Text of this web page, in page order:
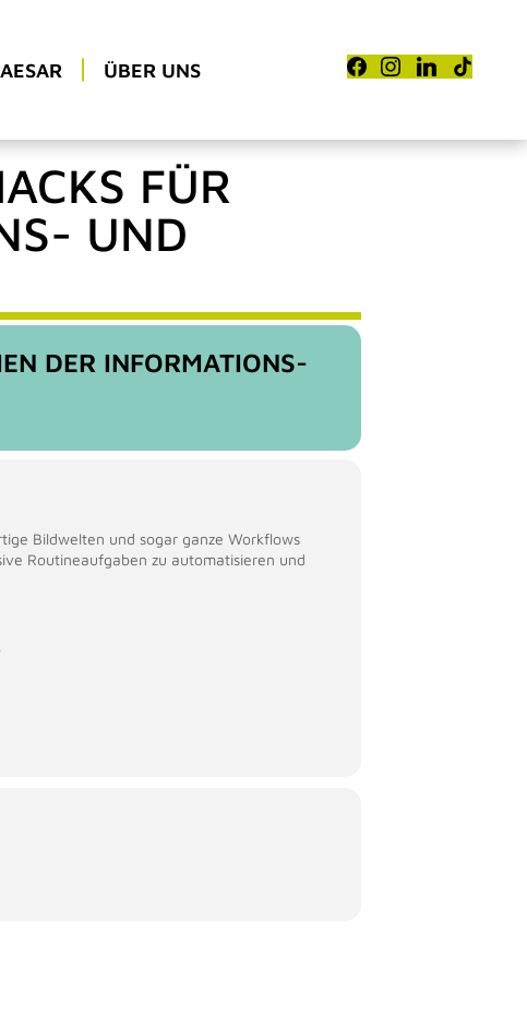
ÜBER UNS
FÜR
UND
DER INFORMATIONS-
Bildwelten und sogar ganze Workflows
Routineaufgaben zu automatisieren und